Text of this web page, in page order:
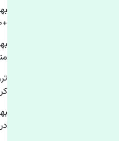
+۱۰ روانشناس استرس تهران